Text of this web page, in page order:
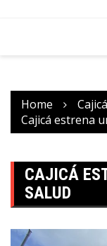
Home
Cajicá
Cajicá estrena
CAJICÁ
SALUD